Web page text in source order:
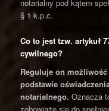
notarialny pod kątem
§ 1 k.p.c.
Co to jest tzw. artykuł
cywilnego?
Reguluje on
podstawie
notarialnego.Oznacza